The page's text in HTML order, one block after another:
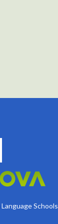
Language Schools